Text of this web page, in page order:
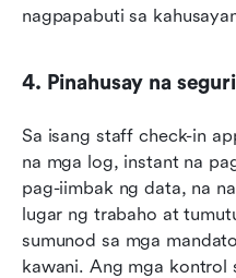
nagpapabuti sa
4. Pinahusay na
Sa isang staff check-in
na mga log, instant na
pag-iimbak ng data, na
lugar ng trabaho at
sumunod sa mga
kawani. Ang mga kontrol